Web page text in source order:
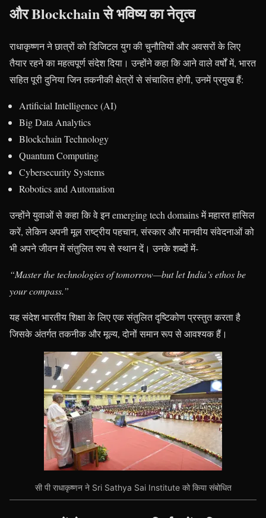
और Blockchain से भविष्य का नेतृत्व
राधाकृष्णन ने छात्रों को डिजिटल युग की चुनौतियों और अवसरों के लिए
तैयार रहने का महत्वपूर्ण संदेश दिया। उन्होंने कहा कि आने वाले वर्षों में, भारत
सहित पूरी दुनिया जिन तकनीकी क्षेत्रों से संचालित होगी, उनमें प्रमुख हैं:
Artificial Intelligence (AI)
Big Data Analytics
Blockchain Technology
Quantum Computing
Cybersecurity Systems
Robotics and Automation
उन्होंने युवाओं से कहा कि वे इन emerging tech domains में महारत हासिल
करें, लेकिन अपनी मूल राष्ट्रीय पहचान, संस्कार और मानवीय संवेदनाओं को
भी अपने जीवन में संतुलित रुप से स्थान दें। उनके शब्दों में-
“Master the technologies of tomorrow—but let India’s ethos be
your compass.”
यह संदेश भारतीय शिक्षा के लिए एक संतुलित दृष्टिकोण प्रस्तुत करता है
जिसके अंतर्गत तकनीक और मूल्य, दोनों समान रूप से आवश्यक हैं।
सी पी राधाकृष्णन ने Sri Sathya Sai Institute को किया संबोधित